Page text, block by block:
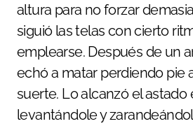
altura para no forzar
siguió las telas con cierto
emplearse. Después de un
echó a matar perdiendo pie
suerte. Lo alcanzó el astado
levantándole y